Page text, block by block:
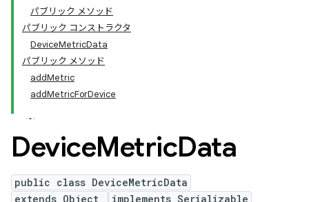
パブリック メソッド
パブリック コンストラクタ
DeviceMetricData
パブリック メソッド
addMetric
addMetricForDevice
DeviceMetricData
public class DeviceMetricData
extends Object
implements Serializable